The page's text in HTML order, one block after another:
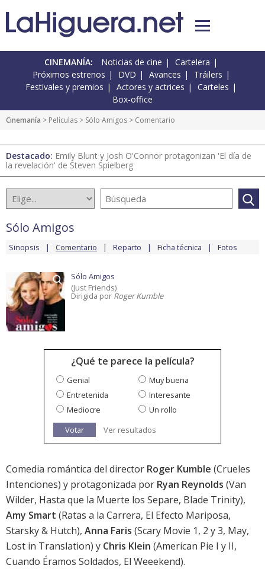
CINEMANÍA: Noticias de cine
Cartelera
Próximos estrenos
DVD Avances
Tráilers
Festivales y premios
Actores y actrices
Carteles
Box-office
Cinemanía > Películas > Sólo Amigos > Comentario
Destacado: Emily Blunt y Josh O'Connor protagonizan 'El día de
la revelación' de Steven Spielberg
Sólo Amigos
Sinopsis Comentario Reparto Ficha técnica Fotos
Sólo Amigos
(Just Friends)
Dirigida por Roger Kumble
¿Qué te parece la película?
Genial
Muy buena
Entretenida
Interesante
Mediocre
Un rollo
Votar
Ver resultados
Comedia romántica del director Roger Kumble (Crueles
Intenciones) y protagonizada por Ryan Reynolds (Van
Wilder, Hasta que la Muerte los Separe, Blade Trinity),
Amy Smart (Ratas a la Carrera, El Efecto Mariposa,
Starsky & Hutch), Anna Faris (Scary Movie 1, 2 y 3, May,
Lost in Translation) y Chris Klein (American Pie I y II,
Cuando Éramos Soldados, El Weeekend).